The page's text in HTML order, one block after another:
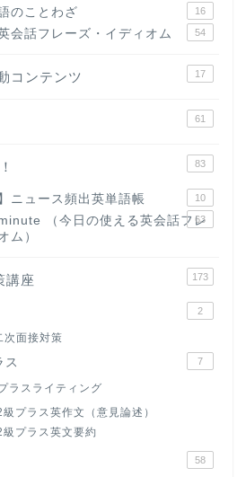
のことわざ 16
会話フレーズ・イディオム 54
コンテンツ 17
61
83
ニュース頻出英単語帳 10
（今日の使える英会話フレ
ム）
63
講座 173
2
次面接対策
ス 7
ラスライティング
プラス英作文（意見論述）
プラス英文要約
58